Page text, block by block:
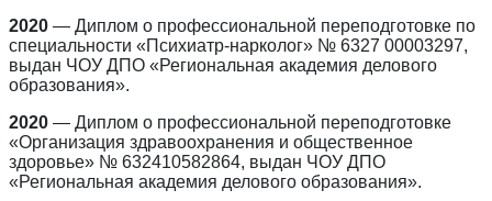
2020 — Диплом о профессиональной переподготовке по
специальности «Психиатр-нарколог» № 6327 00003297,
выдан ЧОУ ДПО «Региональная академия делового
образования».
2020 — Диплом о профессиональной переподготовке
«Организация здравоохранения и общественное
здоровье» № 632410582864, выдан ЧОУ ДПО
«Региональная академия делового образования».